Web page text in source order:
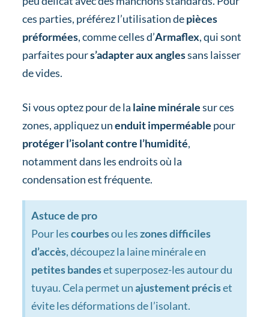
ces parties, préférez l’utilisation depièces
préformées, comme celles d’Armaflex, qui sont
parfaites pours’adapter aux anglessans laisser
de vides.
Si vous optez pour de la laine minéralesur ces
zones, appliquez unenduit imperméable pour
protéger l’isolant contre l’humidité,
notamment dans les endroits où la
condensation est fréquente.
Astuce de pro
Pour lescourbesou leszones difficiles
d’accès, découpez la laine minérale en
petites bandeset superposez-les autour du
tuyau. Cela permet unajustement préciset
évite les déformations de l’isolant.